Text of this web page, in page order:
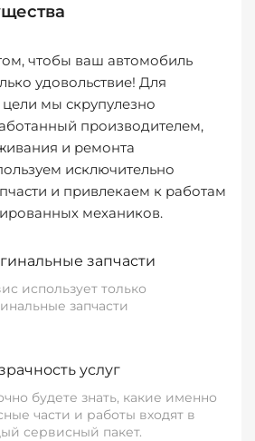
чтобы ваш автомобиль
удовольствие! Для
мы скрупулезно
производителем,
и ремонта
исключительно
и привлекаем к работам
механиков.
запчасти
использует только
запчасти
услуг
будете знать, какие именно
части и работы входят в
сервисный пакет.